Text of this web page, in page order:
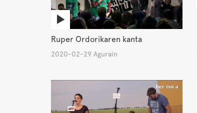
Ruper Ordorikaren kanta
2020-02-29 Agurain